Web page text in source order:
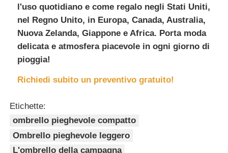
l'uso quotidiano e come regalo negli Stati Uniti,
nel Regno Unito, in Europa, Canada, Australia,
Nuova Zelanda, Giappone e Africa. Porta moda
delicata e atmosfera piacevole in ogni giorno di
pioggia!
Richiedi subito un preventivo gratuito!
Etichette:
ombrello pieghevole compatto
Ombrello pieghevole leggero
L'ombrello della campagna